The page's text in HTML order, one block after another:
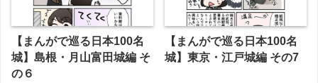
【まんがで巡る日本100名
城】島根・月山富田城編 そ
の６
【まんがで巡る日本100名
城】東京・江戸城編 その7